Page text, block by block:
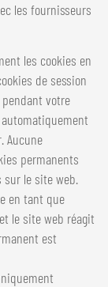
les fournisseurs
les cookies en
de session
votre
Aucune
permanents
le site web.
en tant que
le site web réagit
est